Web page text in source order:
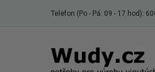
Telefon (Po - Pá: 09 - 17 hod):